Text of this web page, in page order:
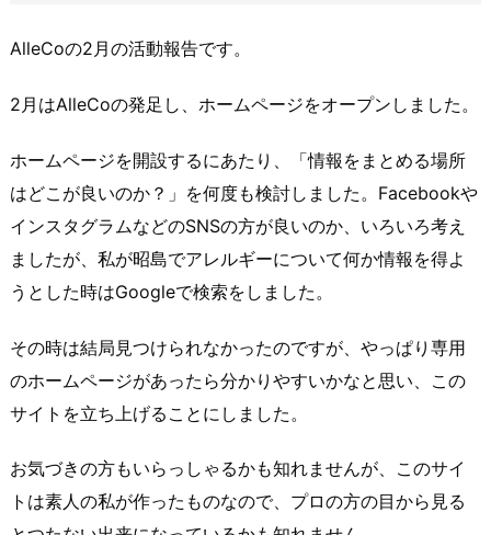
AlleCoの2月の活動報告です。
2月はAlleCoの発足し、ホームページをオープンしました。
ホームページを開設するにあたり、「情報をまとめる場所
はどこが良いのか？」を何度も検討しました。Facebookや
インスタグラムなどのSNSの方が良いのか、いろいろ考え
ましたが、私が昭島でアレルギーについて何か情報を得よ
うとした時はGoogleで検索をしました。
その時は結局見つけられなかったのですが、やっぱり専用
のホームページがあったら分かりやすいかなと思い、この
サイトを立ち上げることにしました。
お気づきの方もいらっしゃるかも知れませんが、このサイ
トは素人の私が作ったものなので、プロの方の目から見る